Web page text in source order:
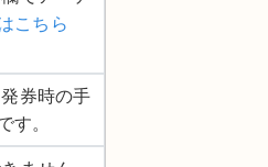
こちら
券時の手
す。